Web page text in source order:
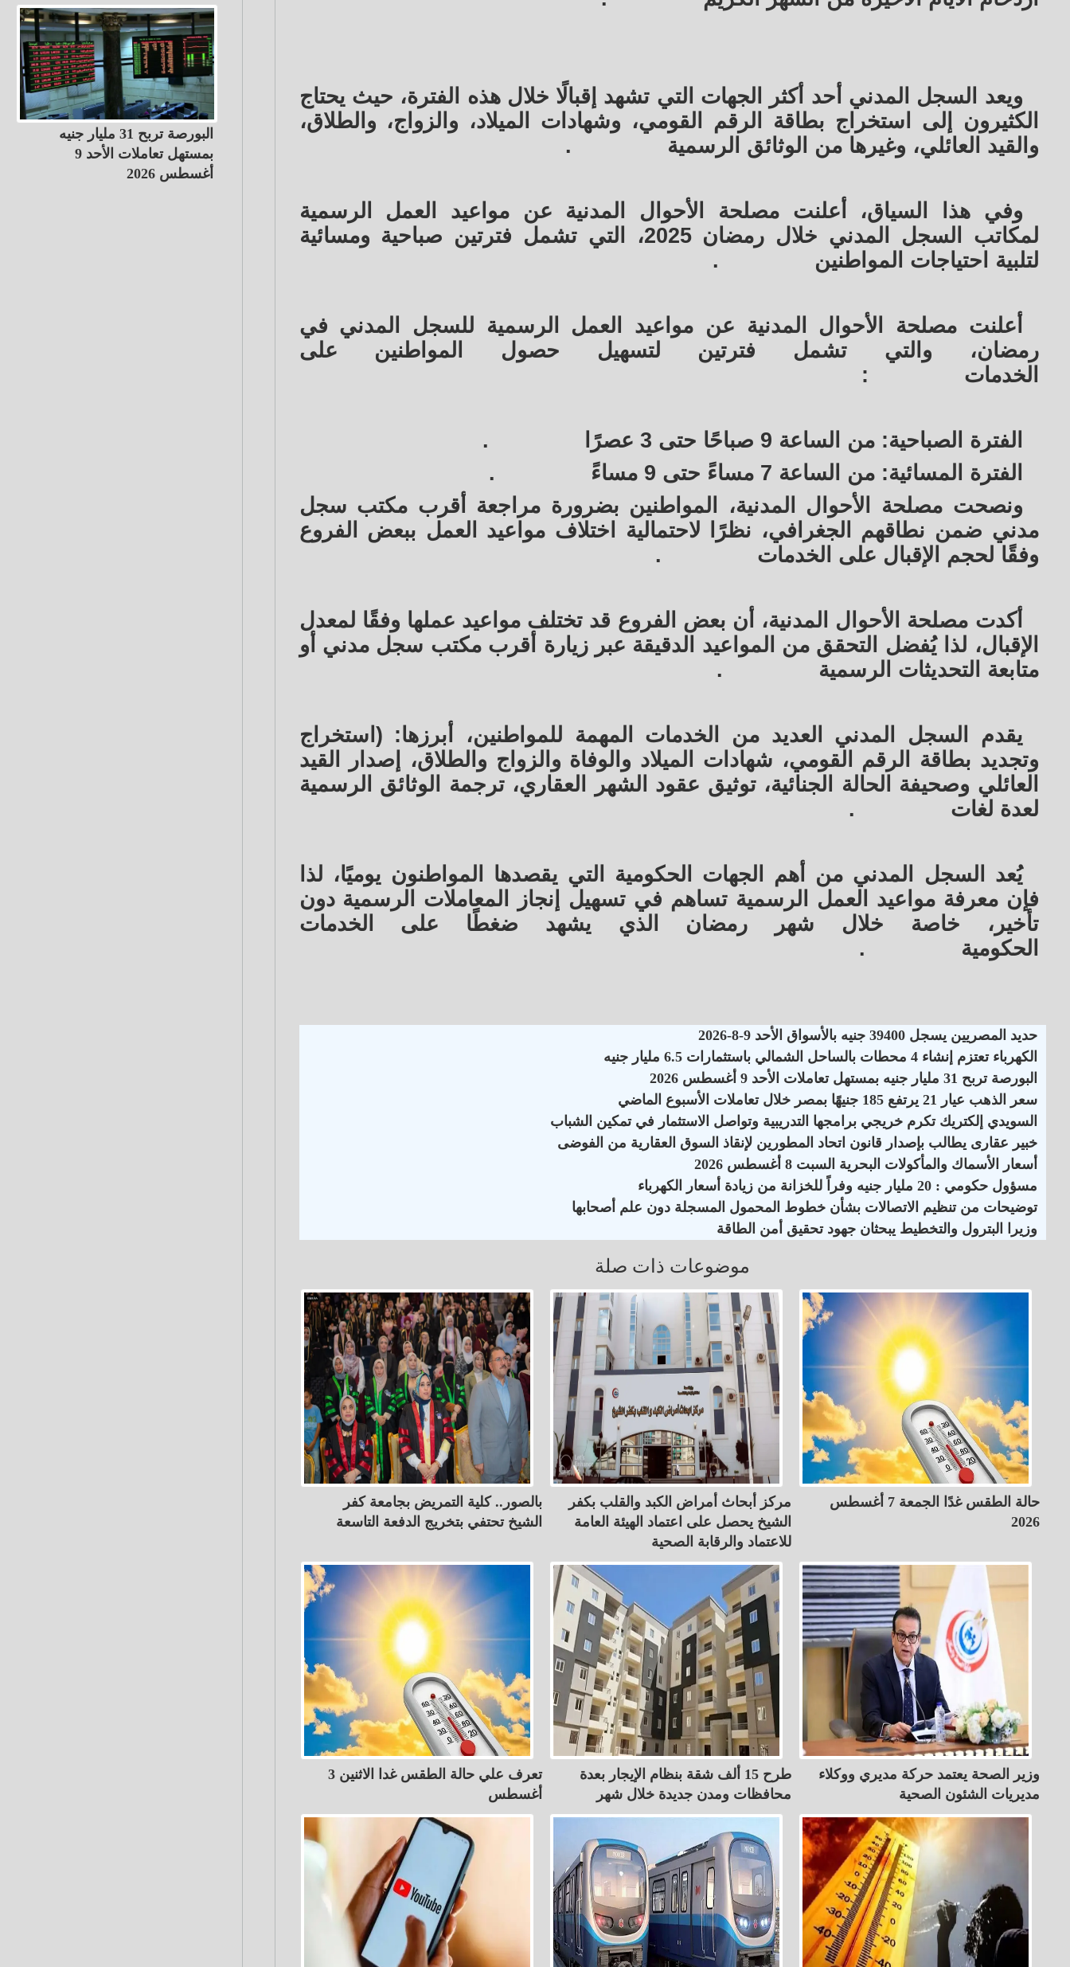
ويعد السجل المدني أحد أكثر الجهات التي تشهد إقبالًا خلال هذه الفترة، حيث يحتاج
الكثيرون إلى استخراج بطاقة الرقم القومي، وشهادات الميلاد، والزواج، والطلاق،
والقيد العائلي، وغيرها من الوثائق الرسمية
.
وفي هذا السياق، أعلنت مصلحة الأحوال المدنية عن مواعيد العمل الرسمية
لمكاتب السجل المدني خلال رمضان 2025، التي تشمل فترتين صباحية ومسائية
لتلبية احتياجات المواطنين
.
أعلنت مصلحة الأحوال المدنية عن مواعيد العمل الرسمية للسجل المدني في
رمضان، والتي تشمل فترتين لتسهيل حصول المواطنين على
الخدمات
:
الفترة الصباحية: من الساعة 9 صباحًا حتى 3 عصرًا
.
الفترة المسائية: من الساعة 7 مساءً حتى 9 مساءً
.
ونصحت مصلحة الأحوال المدنية، المواطنين بضرورة مراجعة أقرب مكتب سجل
مدني ضمن نطاقهم الجغرافي، نظرًا لاحتمالية اختلاف مواعيد العمل ببعض الفروع
وفقًا لحجم الإقبال على الخدمات
.
أكدت مصلحة الأحوال المدنية، أن بعض الفروع قد تختلف مواعيد عملها وفقًا لمعدل
الإقبال، لذا يُفضل التحقق من المواعيد الدقيقة عبر زيارة أقرب مكتب سجل مدني أو
متابعة التحديثات الرسمية
.
يقدم السجل المدني العديد من الخدمات المهمة للمواطنين، أبرزها: (استخراج
وتجديد بطاقة الرقم القومي، شهادات الميلاد والوفاة والزواج والطلاق، إصدار القيد
العائلي وصحيفة الحالة الجنائية، توثيق عقود الشهر العقاري، ترجمة الوثائق الرسمية
لعدة لغات
.
يُعد السجل المدني من أهم الجهات الحكومية التي يقصدها المواطنون يوميًا، لذا
فإن معرفة مواعيد العمل الرسمية تساهم في تسهيل إنجاز المعاملات الرسمية دون
تأخير، خاصة خلال شهر رمضان الذي يشهد ضغطًا على الخدمات
الحكومية
.
حديد المصريين يسجل 39400 جنيه بالأسواق الأحد 9-8-2026
الكهرباء تعتزم إنشاء 4 محطات بالساحل الشمالي باستثمارات 6.5 مليار جنيه
البورصة تربح 31 مليار جنيه بمستهل تعاملات الأحد 9 أغسطس 2026
سعر الذهب عيار 21 يرتفع 185 جنيهًا بمصر خلال تعاملات الأسبوع الماضي
السويدي إلكتريك تكرم خريجي برامجها التدريبية وتواصل الاستثمار في تمكين الشباب
خبير عقارى يطالب بإصدار قانون اتحاد المطورين لإنقاذ السوق العقارية من الفوضى
أسعار الأسماك والمأكولات البحرية السبت 8 أغسطس 2026
مسؤول حكومي : 20 مليار جنيه وفراً للخزانة من زيادة أسعار الكهرباء
توضيحات من تنظيم الاتصالات بشأن خطوط المحمول المسجلة دون علم أصحابها
وزيرا البترول والتخطيط يبحثان جهود تحقيق أمن الطاقة
موضوعات ذات صلة
حالة الطقس غدًا الجمعة 7 أغسطس
2026
مركز أبحاث أمراض الكبد والقلب بكفر
الشيخ يحصل على اعتماد الهيئة العامة
للاعتماد والرقابة الصحية
بالصور.. كلية التمريض بجامعة كفر
الشيخ تحتفي بتخريج الدفعة التاسعة
وزير الصحة يعتمد حركة مديري ووكلاء
مديريات الشئون الصحية
طرح 15 ألف شقة بنظام الإيجار بعدة
محافظات ومدن جديدة خلال شهر
تعرف علي حالة الطقس غدا الاثنين 3
أغسطس
البورصة تربح 31 مليار جنيه
بمستهل تعاملات الأحد 9
أغسطس 2026